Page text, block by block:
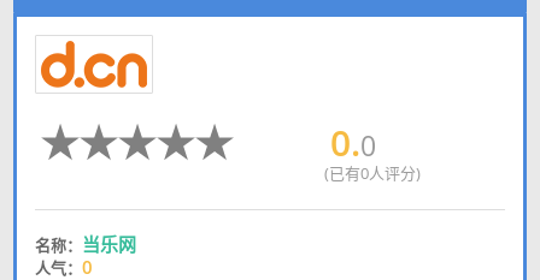
0.0
(已有0人评分)
名称： 当乐网
人气： 0